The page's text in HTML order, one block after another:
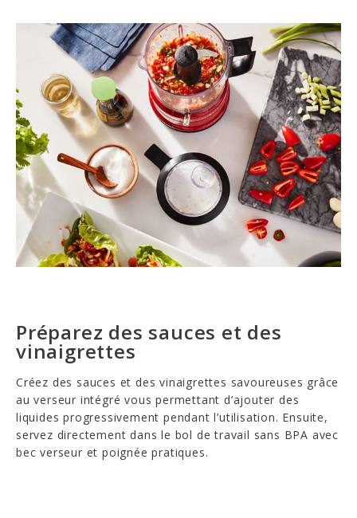
Préparez des sauces et des
vinaigrettes
Créez des sauces et des vinaigrettes savoureuses grâce
au verseur intégré vous permettant d’ajouter des
liquides progressivement pendant l’utilisation. Ensuite,
servez directement dans le bol de travail sans BPA avec
bec verseur et poignée pratiques.